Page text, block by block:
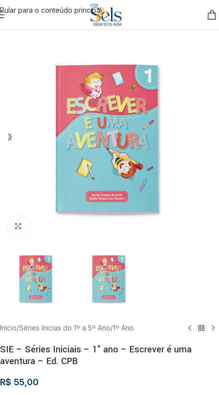
Pular para o conteúdo principal
Início/Séries Inicias do 1º a 5º Ano/1º Ano
SIE – Séries Iniciais – 1° ano – Escrever é uma
aventura – Ed. CPB
R$ 55,00